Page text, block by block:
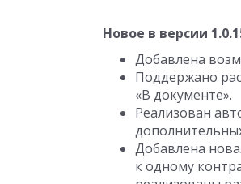
Новое в версии
Добавлена
Поддержано
«В документе».
Реализован
Добавлена
к одному